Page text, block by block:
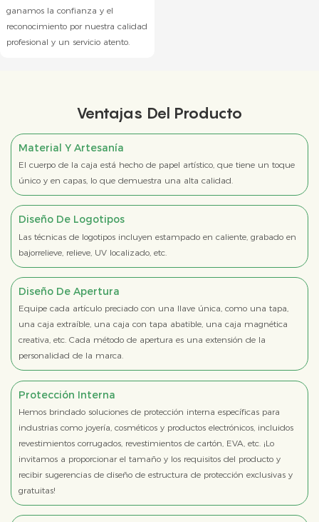
ganamos la confianza y el
reconocimiento por nuestra calidad
profesional y un servicio atento.
Ventajas Del Producto
Material Y Artesanía
El cuerpo de la caja está hecho de papel artístico, que tiene un toque
único y en capas, lo que demuestra una alta calidad.
Diseño De Logotipos
Las técnicas de logotipos incluyen estampado en caliente, grabado en
bajorrelieve, relieve, UV localizado, etc.
Diseño De Apertura
Equipe cada artículo preciado con una llave única, como una tapa,
una caja extraíble, una caja con tapa abatible, una caja magnética
creativa, etc. Cada método de apertura es una extensión de la
personalidad de la marca.
Protección Interna
Hemos brindado soluciones de protección interna específicas para
industrias como joyería, cosméticos y productos electrónicos, incluidos
revestimientos corrugados, revestimientos de cartón, EVA, etc. ¡Lo
invitamos a proporcionar el tamaño y los requisitos del producto y
recibir sugerencias de diseño de estructura de protección exclusivas y
gratuitas!